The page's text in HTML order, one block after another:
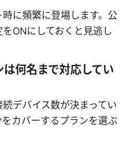
に頻繁に登場します。公
ONにしておくと見逃し
は何名まで対応してい
デバイス数が決まってい
カバーするプランを選ぶ